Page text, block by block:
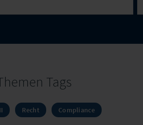
Tags
Recht Compliance